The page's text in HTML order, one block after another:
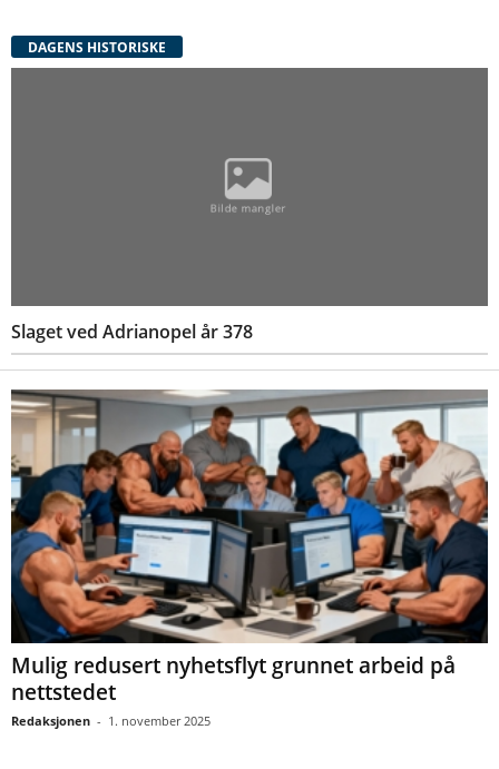
DAGENS HISTORISKE
Slaget ved Adrianopel år 378
Mulig redusert nyhetsflyt grunnet arbeid på
nettstedet
Redaksjonen - 1. november 2025